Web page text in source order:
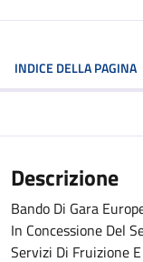
INDICE DELLA PAGINA
Descrizione
Bando Di Gara
In Concessione Del
Servizi Di Fruizione